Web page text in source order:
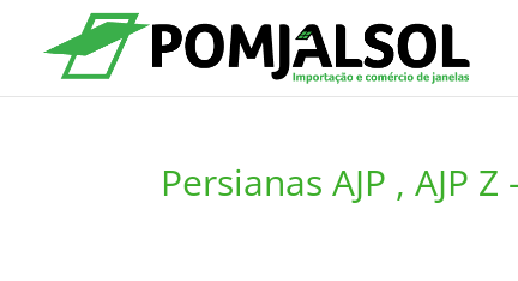
Persianas AJP , AJP Z